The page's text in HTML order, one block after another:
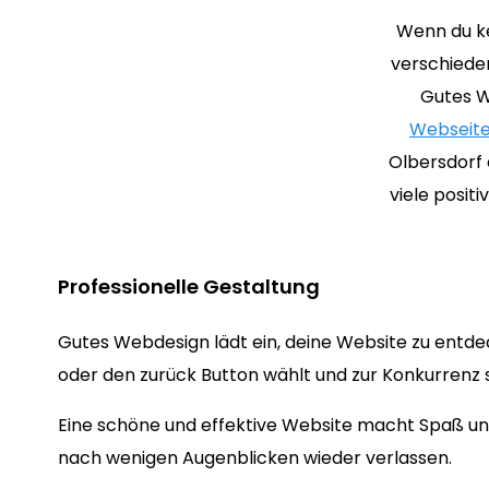
Wenn du
Gutes
Olbersdorf
viele
Professionelle Gestaltung
Gutes Webdesign lädt ein, deine Website zu
oder den zurück Button wählt und zur Konkurrenz
Eine schöne und effektive Website macht Spaß
nach wenigen Augenblicken wieder verlassen.